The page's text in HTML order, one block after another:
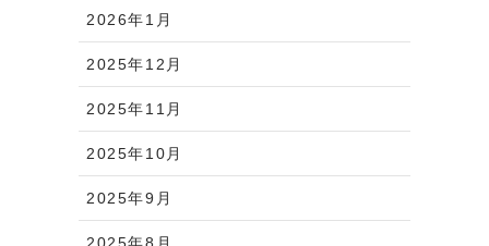
2026年1月
2025年12月
2025年11月
2025年10月
2025年9月
2025年8月